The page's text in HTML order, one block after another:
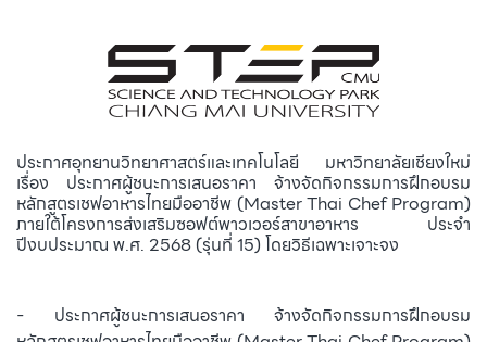
ประกาศอุทยานวิทยาศาสตร์และเทคโนโลยี มหาวิทยาลัยเชียงใหม่
เรื่อง ประกาศผู้ชนะการเสนอราคา จ้างจัดกิจกรรมการฝึกอบรม
หลักสูตรเชฟอาหารไทยมืออาชีพ (Master Thai Chef Program)
ภายใต้โครงการส่งเสริมซอฟต์พาวเวอร์สาขาอาหาร ประจำ
ปีงบประมาณ พ.ศ. 2568 (รุ่นที่ 15) โดยวิธีเฉพาะเจาะจง
- ประกาศผู้ชนะการเสนอราคา จ้างจัดกิจกรรมการฝึกอบรม